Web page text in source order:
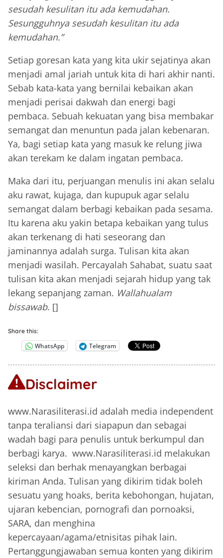
sesudah kesulitan itu ada kemudahan.
Sesungguhnya sesudah kesulitan itu ada
kemudahan.”
Setiap goresan kata yang kita ukir sejatinya akan
menjadi amal jariah untuk kita di hari akhir nanti.
Sebab kata-kata yang bernilai kebaikan akan
menjadi perisai dakwah dan energi bagi
pembaca. Sebuah kekuatan yang bisa membakar
semangat dan menuntun pada jalan kebenaran.
Ya, bagi setiap kata yang masuk ke relung jiwa
akan terekam ke dalam ingatan pembaca.
Maka dari itu, perjuangan menulis ini akan selalu
aku rawat, kujaga, dan kupupuk agar selalu
semangat dalam berbagi kebaikan pada sesama.
Itu karena aku yakin betapa kebaikan yang tulus
akan terkenang di hati seseorang dan
jaminannya adalah surga. Tulisan kita akan
menjadi wasilah. Percayalah Sahabat, suatu saat
tulisan kita akan menjadi sejarah hidup yang tak
lekang sepanjang zaman. Wallahualam
bissawab. []
Share this:
WhatsApp Telegram
Disclaimer
www.Narasiliterasi.id adalah media independent
tanpa teraliansi dari siapapun dan sebagai
wadah bagi para penulis untuk berkumpul dan
berbagi karya. www.Narasiliterasi.id melakukan
seleksi dan berhak menayangkan berbagai
kiriman Anda. Tulisan yang dikirim tidak boleh
sesuatu yang hoaks, berita kebohongan, hujatan,
ujaran kebencian, pornografi dan pornoaksi,
SARA, dan menghina
kepercayaan/agama/etnisitas pihak lain.
Pertanggungjawaban semua konten yang dikirim